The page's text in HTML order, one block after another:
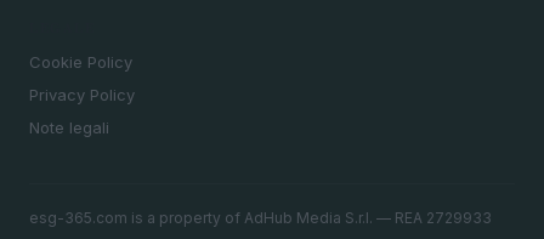
Cookie Policy
Privacy Policy
Note legali
esg-365.com is a property of AdHub Media S.r.l. — REA 2729933